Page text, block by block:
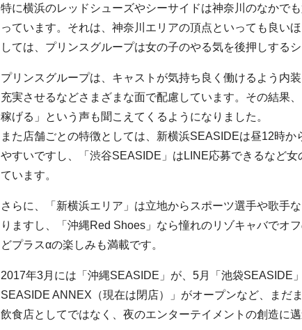
特に横浜のレッドシューズやシーサイドは神奈川のなかで
っています。それは、神奈川エリアの頂点といっても良い
しては、プリンスグループは女の子のやる気を後押しする
プリンスグループは、キャストが気持ち良く働けるよう内
充実させるなどさまざまな面で配慮しています。その結果
稼げる」という声も聞こえてくるようになりました。
また店舗ごとの特徴としては、新横浜SEASIDEは昼12時
やすいですし、「渋谷SEASIDE」はLINE応募できるなど
ています。
さらに、「新横浜エリア」は立地からスポーツ選手や歌手
りますし、「沖縄Red Shoes」なら憧れのリゾキャバでオ
どプラスαの楽しみも満載です。
2017年3月には「沖縄SEASIDE」が、5月「池袋SEASIDE
SEASIDE ANNEX（現在は閉店）」がオープンなど、まだ
飲食店としてではなく、夜のエンターテイメントの創造に邁